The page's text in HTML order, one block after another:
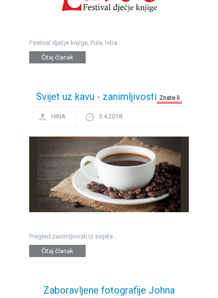
Festival dječje knjige, Pula, Istra...
Čitaj članak
Svijet uz kavu - zanimljivosti Znate li
HINA 3.4.2018.
Pregled zanimljivosti iz svijeta...
Čitaj članak
Zaboravljene fotografije Johna